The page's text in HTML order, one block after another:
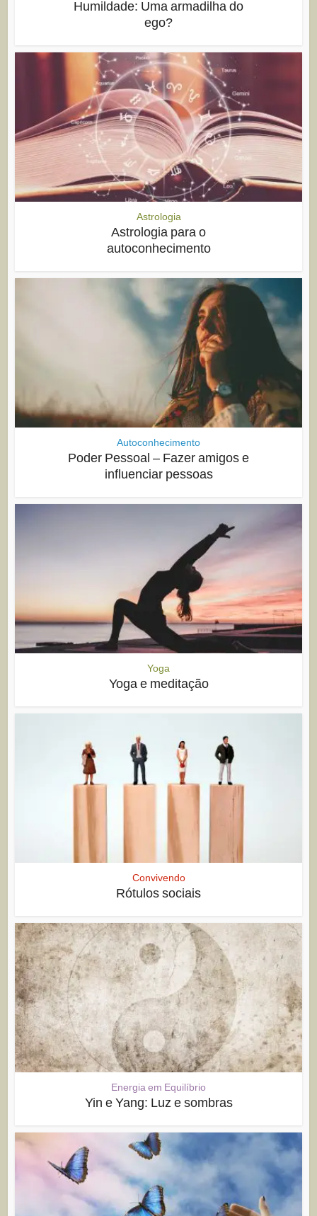
Humildade: Uma armadilha do
ego?
Astrologia
Astrologia para o
autoconhecimento
Autoconhecimento
Poder Pessoal – Fazer amigos e
influenciar pessoas
Yoga
Yoga e meditação
Convivendo
Rótulos sociais
Energia em Equilíbrio
Yin e Yang: Luz e sombras